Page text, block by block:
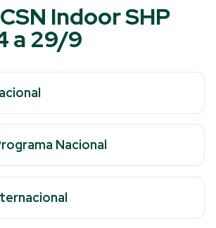
Indoor SHP
a 29/9
Nacional